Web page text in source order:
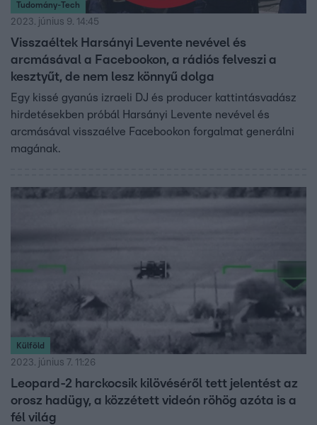
Tudomány-Tech
2023. június 9. 14:45
Visszaéltek Harsányi Levente nevével és
arcmásával a Facebookon, a rádiós felveszi a
kesztyűt, de nem lesz könnyű dolga
Egy kissé gyanús izraeli DJ és producer kattintásvadász
hirdetésekben próbál Harsányi Levente nevével és
arcmásával visszaélve Facebookon forgalmat generálni
magának.
Külföld
2023. június 7. 11:26
Leopard-2 harckocsik kilövéséről tett jelentést az
orosz hadügy, a közzétett videón röhög azóta is a
fél világ